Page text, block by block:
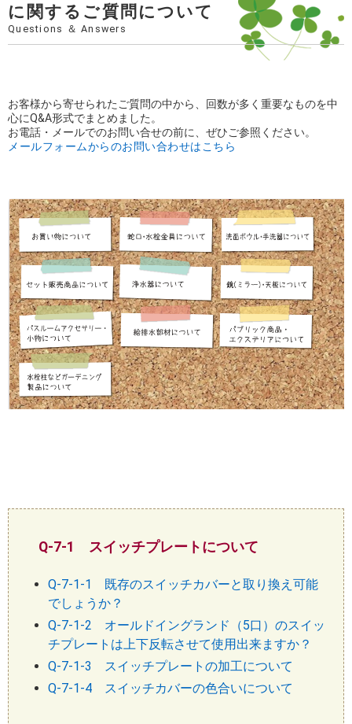
に関するご質問について
Questions ＆ Answers
お客様から寄せられたご質問の中から、回数が多く重要なものを中
心にQ&A形式でまとめました。
お電話・メールでのお問い合せの前に、ぜひご参照ください。
メールフォームからのお問い合わせはこちら
Q-7-1 スイッチプレートについて
Q-7-1-1 既存のスイッチカバーと取り換え可能
でしょうか？
Q-7-1-2 オールドイングランド（5口）のスイッ
チプレートは上下反転させて使用出来ますか？
Q-7-1-3 スイッチプレートの加工について
Q-7-1-4 スイッチカバーの色合いについて